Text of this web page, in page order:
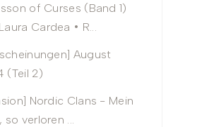
of Curses (Band 1)
Cardea • R...
August
(Teil 2)
Nordic Clans - Mein
so verloren ...